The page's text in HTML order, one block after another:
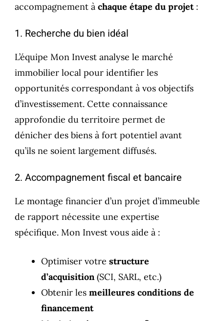
accompagnement à chaque étape du projet:
1. Recherche du bien idéal
L’équipe Mon Invest analyse le marché
immobilier local pour identifier les
opportunités correspondant à vos objectifs
d’investissement. Cette connaissance
approfondie du territoire permet de
dénicher des biens à fort potentiel avant
qu’ils ne soient largement diffusés.
2. Accompagnement fiscal et bancaire
Le montage financier d’un projet d’immeuble
de rapport nécessite une expertise
spécifique. Mon Invest vous aide à :
Optimiser votre structure
d’acquisition (SCI, SARL, etc.)
Obtenir les meilleures conditions de
financement